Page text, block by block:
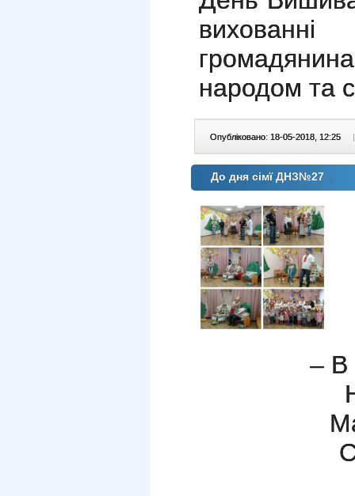
народом та
Опубліковано: 18-05-2018, 12:25 |
До дня сімї ДНЗ№27
– В